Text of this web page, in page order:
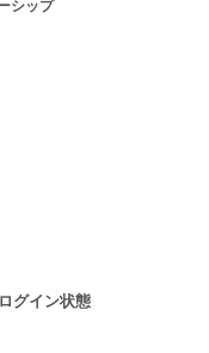
シップ
グイン状態